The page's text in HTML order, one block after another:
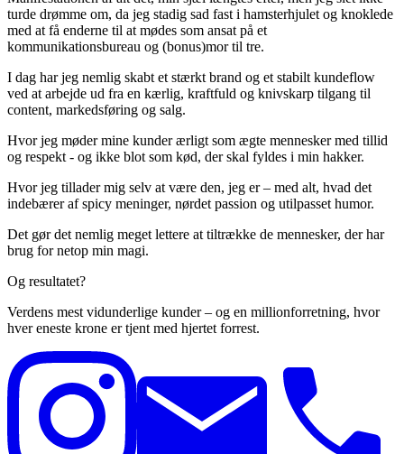
turde drømme om, da jeg stadig sad fast i hamsterhjulet og knoklede
med at få enderne til at mødes som ansat på et
kommunikationsbureau og (bonus)mor til tre.
I dag har jeg nemlig skabt et stærkt brand og et stabilt kundeflow
ved at arbejde ud fra en kærlig, kraftfuld og knivskarp tilgang til
content, markedsføring og salg.
Hvor jeg møder mine kunder ærligt som ægte mennesker med tillid
og respekt - og ikke blot som kød, der skal fyldes i min hakker.
Hvor jeg tillader mig selv at være den, jeg er– med alt, hvad det
indebærer af spicy meninger, nørdet passion og utilpasset humor.
Det gør det nemlig meget lettere at tiltrække de mennesker, der har
brug for netop min magi.
Og resultatet?
Verdens mest vidunderlige kunder – og en millionforretning, hvor
hver eneste krone er tjent med hjertet forrest.